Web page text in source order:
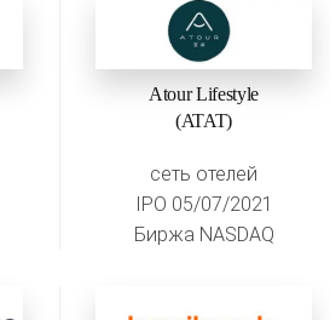
Atour Lifestyle
(ATAT)
сеть отелей
IPO 05/07/2021
Биржа NASDAQ